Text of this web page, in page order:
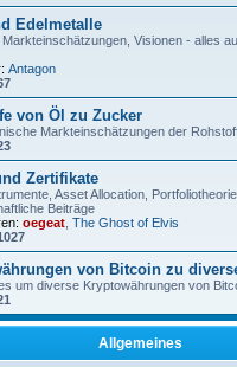
Edelmetalle
Visionen - alles
Antagon
von Öl zu Zucker
Markteinschätzungen der
Zertifikate
Asset Allocation,
Beiträge
oegeat The Ghost of Elvis
von Bitcoin zu
um diverse Kryptowährungen von
Allgemeines